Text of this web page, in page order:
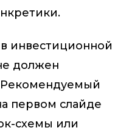
инвестиционной
должен
Рекомендуемый
первом слайде
схемы или